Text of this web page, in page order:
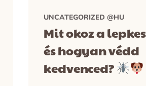
UNCATEGORIZED @HU
Mit okoz a
és hogyan védd
kedvenced?